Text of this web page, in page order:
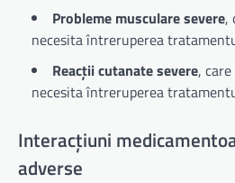
Probleme musculare severe,
necesita întreruperea
Reacții cutanate severe,
necesita întreruperea
Interacțiuni
adverse